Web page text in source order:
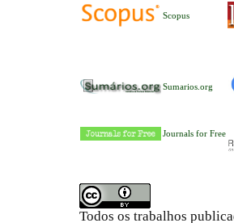
Scopus
Sumarios.org
Journals for Free
Todos os trabalhos